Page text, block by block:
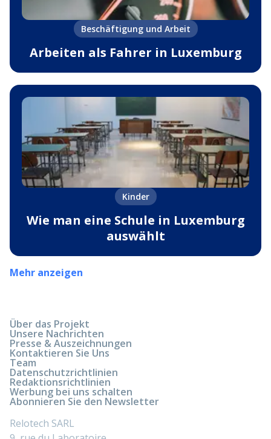
Beschäftigung und Arbeit
Arbeiten als Fahrer in Luxemburg
Kinder
Wie man eine Schule in Luxemburg
auswählt
Mehr anzeigen
Über das Projekt
Unsere Nachrichten
Presse & Auszeichnungen
Kontaktieren Sie Uns
Team
Datenschutzrichtlinien
Redaktionsrichtlinien
Werbung bei uns schalten
Abonnieren Sie den Newsletter
Relotech SARL